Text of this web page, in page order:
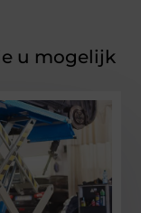
u mogelijk